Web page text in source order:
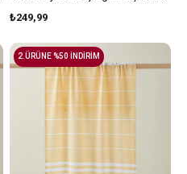
₺249,99
2.ÜRÜNE %50 İNDİRİM